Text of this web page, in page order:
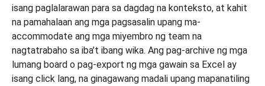
isang paglalarawan para sa dagdag na konteksto, at kahit
na pamahalaan ang mga pagsasalin upang ma-
accommodate ang mga miyembro ng team na
nagtatrabaho sa iba’t ibang wika. Ang pag-archive ng mga
lumang board o pag-export ng mga gawain sa Excel ay
isang click lang, na ginagawang madali upang mapanatiling